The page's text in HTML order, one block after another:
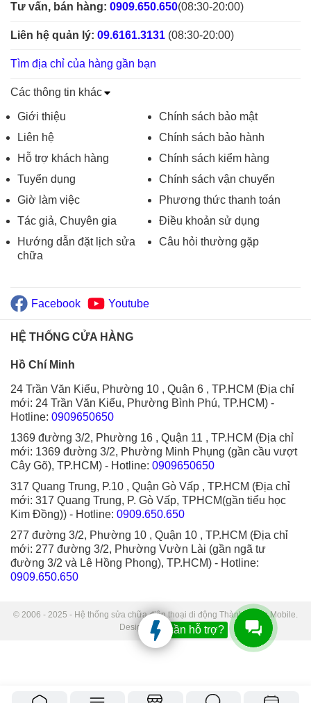
Tư vấn, bán hàng: 0909.650.650(08:30-20:00)
Liên hệ quản lý: 09.6161.3131 (08:30-20:00)
Tìm địa chỉ của hàng gần bạn
Các thông tin khác
Giới thiệu
Liên hệ
Hỗ trợ khách hàng
Tuyển dụng
Giờ làm việc
Tác giả, Chuyên gia
Hướng dẫn đặt lịch sửa
chữa
Chính sách bảo mật
Chính sách bảo hành
Chính sách kiểm hàng
Chính sách vận chuyển
Phương thức thanh toán
Điều khoản sử dụng
Câu hỏi thường gặp
Facebook Youtube
HỆ THỐNG CỬA HÀNG
Hồ Chí Minh
24 Trần Văn Kiểu, Phường 10 , Quận 6 , TP.HCM (Địa chỉ
mới: 24 Trần Văn Kiểu, Phường Bình Phú, TP.HCM) -
Hotline: 0909650650
1369 đường 3/2, Phường 16 , Quận 11 , TP.HCM (Địa chỉ
mới: 1369 đường 3/2, Phường Minh Phụng (gần cầu vượt
Cây Gõ), TP.HCM) - Hotline: 0909650650
317 Quang Trung, P.10 , Quận Gò Vấp , TP.HCM (Địa chỉ
mới: 317 Quang Trung, P. Gò Vấp, TPHCM(gần tiểu học
Kim Đồng)) - Hotline: 0909.650.650
277 đường 3/2, Phường 10 , Quận 10 , TP.HCM (Địa chỉ
mới: 277 đường 3/2, Phường Vườn Lài (gần ngã tư
đường 3/2 và Lê Hồng Phong), TP.HCM) - Hotline:
0909.650.650
© 2006 - 2025 - Hệ thống sửa chữa điện thoại di động Thành Trung Mobile.
Designed by Sudo.
Bạn cần hỗ trợ?